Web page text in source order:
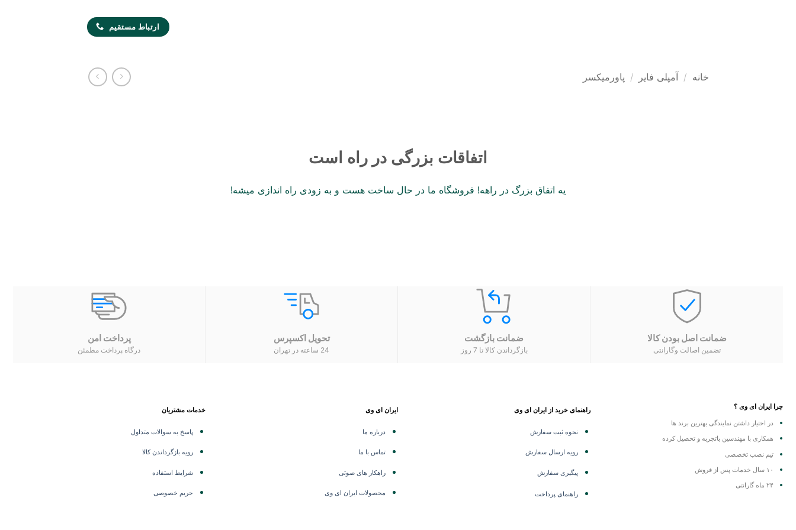
ارتباط مستقیم
خانه / آمپلی فایر / پاورمیکسر
اتفاقات بزرگی در راه است
یه اتفاق بزرگ در راهه! فروشگاه ما در حال ساخت هست و به زودی راه اندازی میشه!
ضمانت اصل بودن کالا
تضمین اصالت وگارانتی
ضمانت بازگشت
بازگرداندن کالا تا 7 روز
تحویل اکسپرس
24 ساعته در تهران
پرداخت امن
درگاه پرداخت مطمئن
چرا ایران ای وی ؟
در اختیار داشتن نمایندگی بهترین برند ها
همکاری با مهندسین باتجربه و تحصیل کرده
تیم نصب تخصصی
۱۰ سال خدمات پس از فروش
۲۴ ماه گارانتی
راهنمای خرید از ایران ای وی
نحوه ثبت سفارش
رویه ارسال سفارش
پیگیری سفارش
راهنمای پرداخت
ایران ای وی
درباره ما
تماس با ما
راهکار های صوتی
محصولات ایران ای وی
خدمات مشتریان
پاسخ به سوالات متداول
رویه بازگرداندن کالا
شرایط استفاده
حریم خصوصی